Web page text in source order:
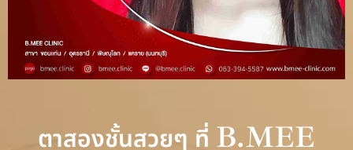
ตาสองชั้นสวยๆ ที่ B.MEE